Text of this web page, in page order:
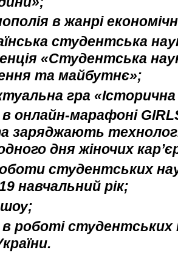
в жанрі
студентська
«Студентська
та майбутнє»;
гра
онлайн-марафоні
заряджають
дня жіночих
студентських
навчальний рік;
шоу;
роботі студентських